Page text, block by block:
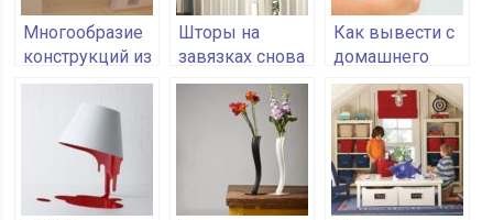
Многообразие
конструкций из
гипсокартона
Шторы на
завязках снова
в тренде
Как вывести с
домашнего
текстиля пятна
от фруктов и
ягод